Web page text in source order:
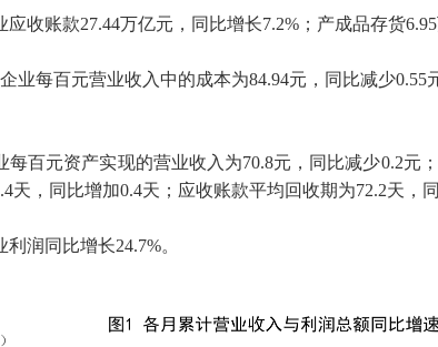
应收账款27.44万亿元，同比增长7.2% ；产成品存货6.95
业每百元营业收入中的成本为84.94元，同比减少0.55
每百元资产实现的营业收入为70.8元，同比减少0.2元
天，同比增加0.4天；应收账款平均回收期为72.2天，
利润同比增长24.7%。